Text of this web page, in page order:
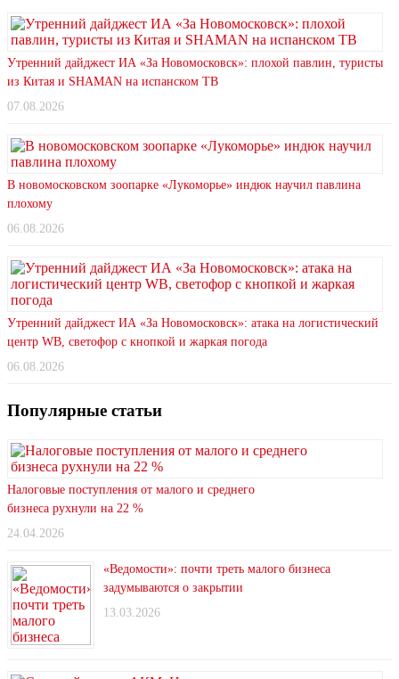
Утренний дайджест ИА «За Новомосковск»: плохой павлин, туристы
из Китая и SHAMAN на испанском ТВ
07.08.2026
В новомосковском зоопарке «Лукоморье» индюк научил павлина
плохому
06.08.2026
Утренний дайджест ИА «За Новомосковск»: атака на логистический
центр WB, светофор с кнопкой и жаркая погода
06.08.2026
Популярные статьи
Налоговые поступления от малого и среднего
бизнеса рухнули на 22 %
24.04.2026
«Ведомости»: почти треть малого бизнеса
задумываются о закрытии
13.03.2026